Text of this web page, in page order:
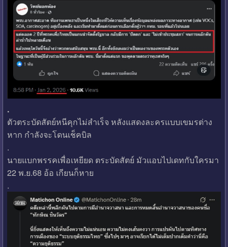
.
ตัวตระบัดสัตย์หนีคุกไม่สำเร็จ หลังแสดงละครแบบเขมรต่าง
หาก กำลังจะโดนเช็คบิล
.
นายแบกพรรคเพื่อเหยียด ตระบัดสัตย์ มัวแอบไปเดทกับใครมา
22 พ.ย.68 อ้อ เกียนก็หาย
.